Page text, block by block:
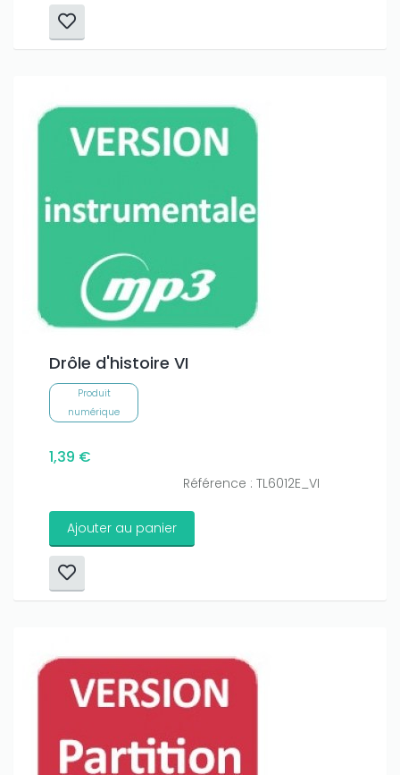
Drôle d'histoire VI
Produit
numérique
1,39 €
Référence : TL6012E_VI
Ajouter au panier
Only play at Joo casinoif you really want to win a huge
amount on your credits!